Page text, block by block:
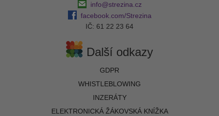
info@strezina.cz
facebook.com/Strezina
IČ: 61 22 23 64
Další odkazy
GDPR
WHISTLEBLOWING
INZERÁTY
ELEKTRONICKÁ ŽÁKOVSKÁ KNÍŽKA